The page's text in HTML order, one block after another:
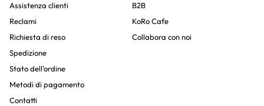
Assistenza clienti
Reclami
Richiesta di reso
Spedizione
Stato dell'ordine
Metodi di pagamento
Contatti
B2B
KoRo Cafe
Collabora con noi